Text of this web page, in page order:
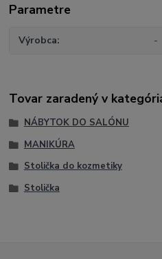
Parametre
Výrobca -
Tovar zaradený v
NÁBYTOK DO SALÓNU
MANIKÚRA
Stolička do kozmetiky
Stolička